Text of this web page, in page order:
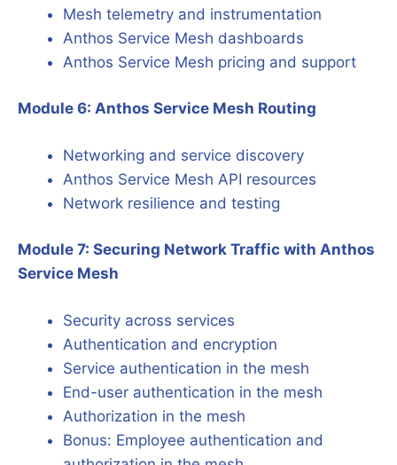
Mesh telemetry and instrumentation
Anthos Service Mesh dashboards
Anthos Service Mesh pricing and support
Module 6: Anthos Service Mesh Routing
Networking and service discovery
Anthos Service Mesh API resources
Network resilience and testing
Module 7: Securing Network Traffic with Anthos
Service Mesh
Security across services
Authentication and encryption
Service authentication in the mesh
End-user authentication in the mesh
Authorization in the mesh
Bonus: Employee authentication and